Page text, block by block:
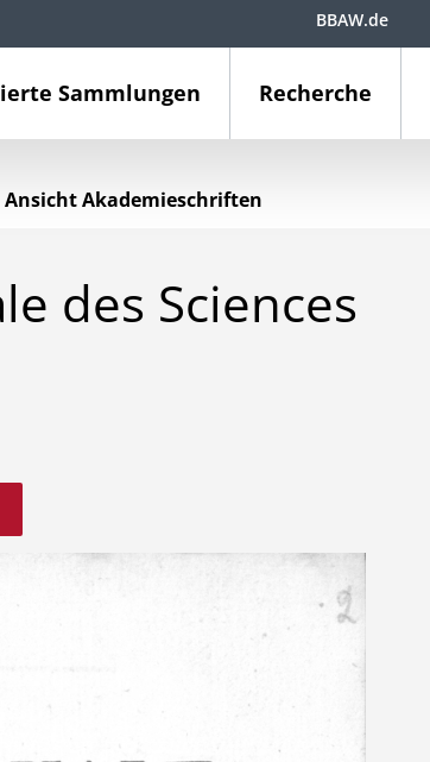
Sammlungen Recherche
BBAW.de
Ansicht Akademieschriften
des Sciences